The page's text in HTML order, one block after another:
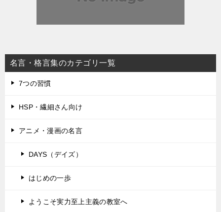
名言・格言集のカテゴリ一覧
7つの習慣
HSP・繊細さん向け
アニメ・漫画の名言
DAYS（デイズ）
はじめの一歩
ようこそ実力至上主義の教室へ